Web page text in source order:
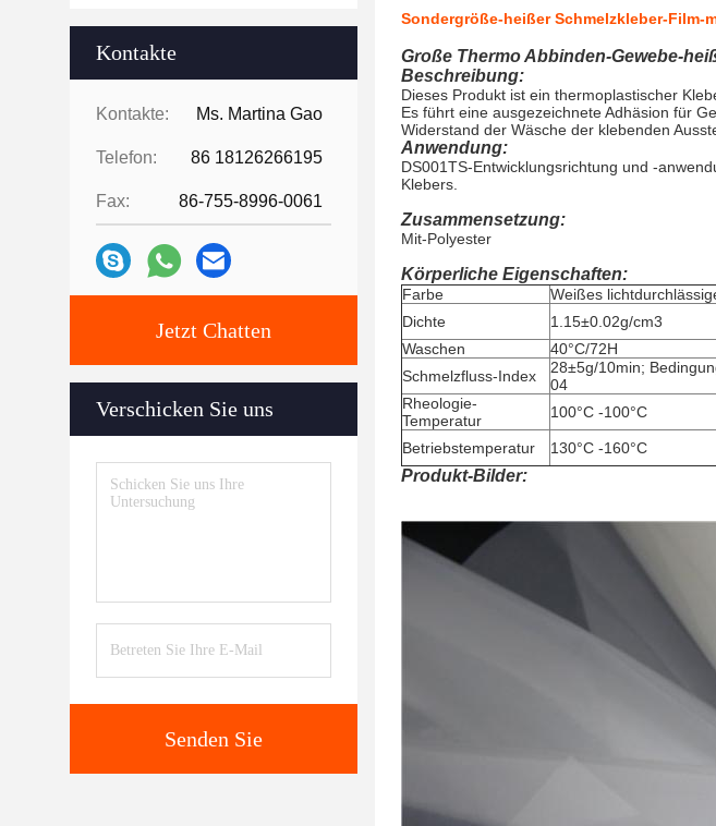
Kontakte
Kontakte: Ms. Martina Gao
Telefon: 86 18126266195
Fax: 86-755-8996-0061
Jetzt Chatten
Verschicken Sie uns
Senden Sie
Sondergröße-heißer Schmelzkleber-
Große Thermo Abbinden-Gewebe-
Beschreibung:
Dieses Produkt ist ein thermoplastischer
Es führt eine ausgezeichnete Adhäsion für
Widerstand der Wäsche der klebenden
Anwendung:
DS001TS-Entwicklungsrichtung und -
Klebers.
Zusammensetzung:
Mit-Polyester
Körperliche Eigenschaften:
Farbe Weißes
Dichte
1.15±0.02g/cm3
Waschen
40°C/72H
Schmelzfluss-Index
28±5g/10min;
04
Rheologie-
Temperatur
100°C -100°C
Betriebstemperatur 130°C -160°C
Produkt-Bilder: